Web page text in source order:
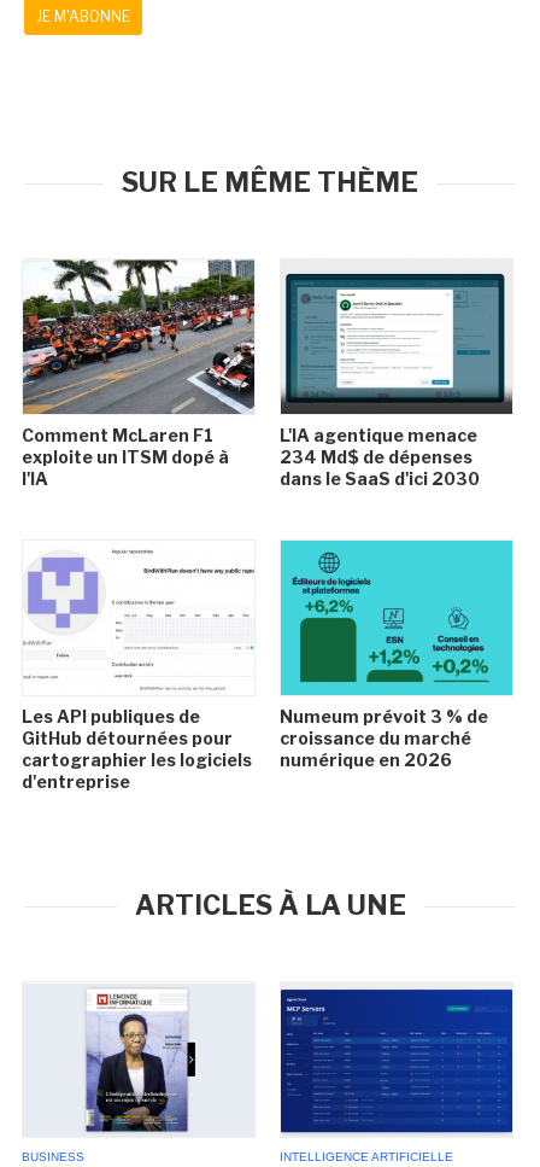
JE M'ABONNE
SUR LE MÊME THÈME
Comment McLaren F1
exploite un ITSM dopé à
l'IA
L'IA agentique menace
234 Md$ de dépenses
dans le SaaS d'ici 2030
Les API publiques de
GitHub détournées pour
cartographier les logiciels
d'entreprise
Numeum prévoit 3 % de
croissance du marché
numérique en 2026
ARTICLES À LA UNE
BUSINESS INTELLIGENCE ARTIFICIELLE